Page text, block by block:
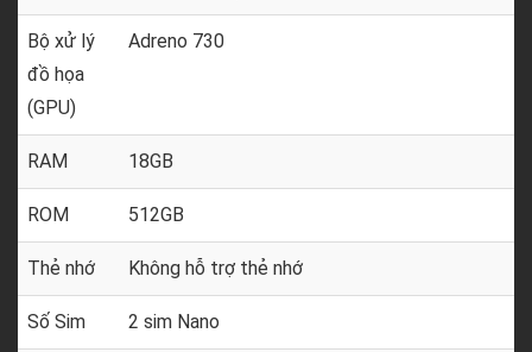
Bộ xử lý
đồ họa
(GPU)
Adreno 730
RAM 18GB
ROM 512GB
Thẻ nhớ Không hỗ trợ thẻ nhớ
Số Sim 2 sim Nano